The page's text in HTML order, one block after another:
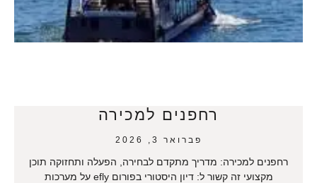
רחפנים למכירה
פברואר 3, 2026
רחפנים למכירה: מדריך מתקדם לבחירה, הפעלה ותחזוקה תוכן
מקצועי זה קשור ל: דיון היסטורי בפורום efly על מערכות